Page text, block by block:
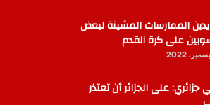
الممارسات المشينة لبعض
على كرة القدم
على الجزائر أن تعتذر